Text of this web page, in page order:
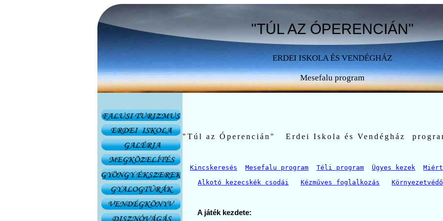
"TÚL AZ ÓPERENCIÁN"
ERDEI ISKOLA ÉS VENDÉGHÁZ
Mesefalu program
"Túl az Óperencián"   Erdei Iskola és Vendégház
Kincskeresés Mesefalu program Téli program Ügyes kezek
Alkotó kezecskék csodái
Kézműves foglalkozás
A játék kezdete: